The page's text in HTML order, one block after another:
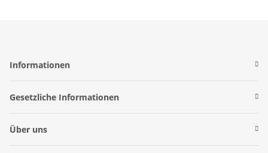
Informationen
Gesetzliche Informationen
Über uns